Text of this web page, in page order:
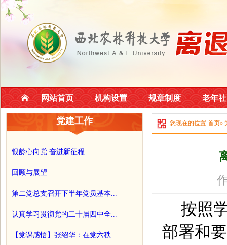
网站首页 机构设置 规章制度 老年
党建工作
银龄心向党 奋进新征程
回顾与展望
第二党总支召开下半年党员基本...
认真学习贯彻党的二十届四中全...
【党课感悟】张绍华：在党六秩...
您现在的位置 首页»
按照
部署和